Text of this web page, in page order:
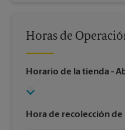
Horas de
Horario de la tienda -
Hora de recolección de